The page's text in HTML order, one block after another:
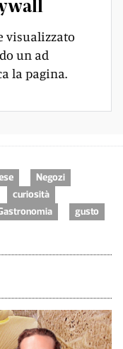
visualizzato
un ad
la pagina.
Negozi
curiosità
gusto